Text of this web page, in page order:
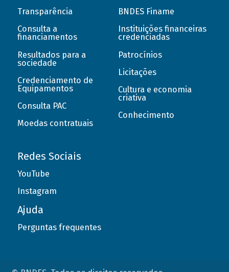
Transparência
Consulta a
financiamentos
Resultados para a
sociedade
Credenciamento de
Equipamentos
Consulta PAC
Moedas contratuais
BNDES Finame
Instituições financeiras
credenciadas
Patrocínios
Licitações
Cultura e economia
criativa
Conhecimento
Redes Sociais
YouTube
Instagram
Ajuda
Perguntas frequentes